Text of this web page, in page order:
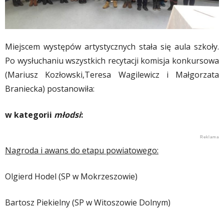
Miejscem występów artystycznych stała się aula szkoły.
Po wysłuchaniu wszystkich recytacji komisja konkursowa
(Mariusz Kozłowski,Teresa Wagilewicz i Małgorzata
Braniecka) postanowiła:
w kategorii młodsi:
Nagroda i awans do etapu powiatowego:
Olgierd Hodel (SP w Mokrzeszowie)
Bartosz Piekielny (SP w Witoszowie Dolnym)